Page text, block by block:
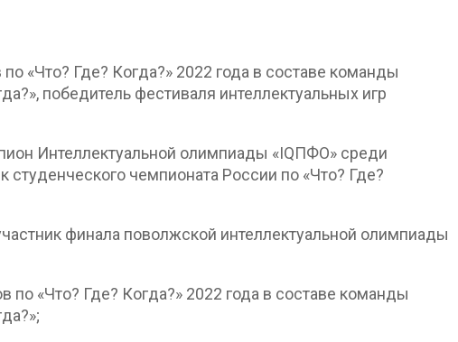
«Что? Где? Когда?» 2022 года в составе команды
победитель фестиваля интеллектуальных игр
Интеллектуальной олимпиады «IQПФО» среди
чемпионата России по «Что? Где?
финала поволжской интеллектуальной олимпиады
«Что? Где? Когда?» 2022 года в составе команды